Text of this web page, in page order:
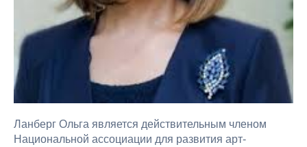
Ланберг Ольга является действительным членом
Национальной ассоциации для развития арт-